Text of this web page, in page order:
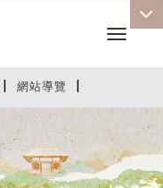
| 網站導覽 |
Toggle